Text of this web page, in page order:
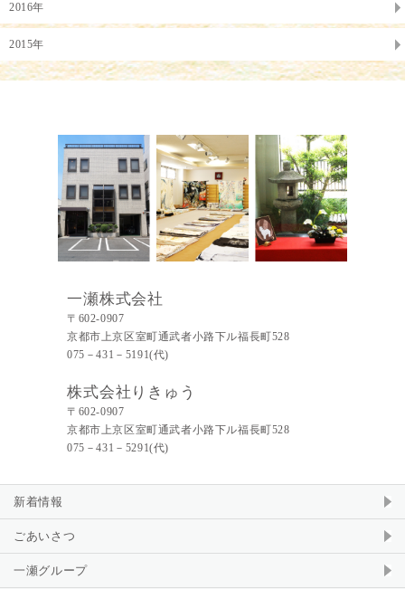
2016年
2015年
一瀬株式会社
〒602-0907
京都市上京区室町通武者小路下ル福長町528
075－431－5191(代)
株式会社りきゅう
〒602-0907
京都市上京区室町通武者小路下ル福長町528
075－431－5291(代)
新着情報
ごあいさつ
一瀬グループ